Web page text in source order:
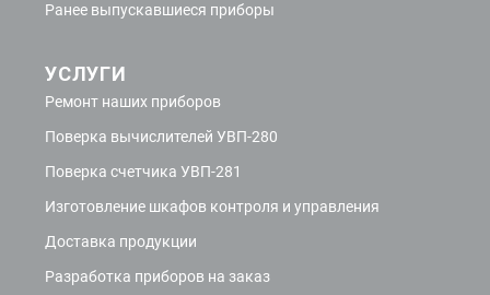
Ранее выпускавшиеся приборы
УСЛУГИ
Ремонт наших приборов
Поверка вычислителей УВП-280
Поверка счетчика УВП-281
Изготовление шкафов контроля и управления
Доставка продукции
Разработка приборов на заказ